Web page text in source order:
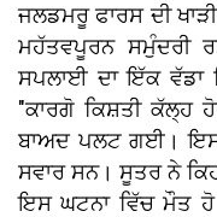
ਜਲਡਮਰੂ ਫਾਰਸ ਦੀ
ਮਹੱਤਵਪੂਰਨ ਸਮੁੰਦਰੀ
ਸਪਲਾਈ ਦਾ ਇੱਕ ਵੱਡਾ
"ਕਾਰਗੋ ਕਿਸ਼ਤੀ
ਬਾਅਦ ਪਲਟ ਗਈ। ਇਸ
ਸਵਾਰ ਸਨ। ਸੂਤਰ ਨੇ
ਇਸ ਘਟਨਾ ਵਿੱਚ ਮੌਤ